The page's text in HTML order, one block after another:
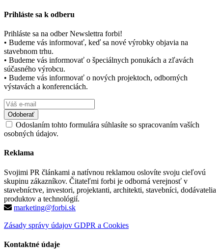
Prihláste sa k odberu
Prihláste sa na odber Newslettra forbi!
• Budeme vás informovať, keď sa nové výrobky objavia na
stavebnom trhu.
• Budeme vás informovať o špeciálnych ponukách a zľavách
súčasného výrobcu.
• Budeme vás informovať o nových projektoch, odborných
výstavách a konferenciách.
Odoslaním tohto formulára súhlasíte so spracovaním vaších
osobných údajov.
Reklama
Svojimi PR článkami a natívnou reklamou oslovíte svoju cieľovú
skupinu zákazníkov. Čitateľmi forbi je odborná verejnosť v
stavebníctve, investori, projektanti, architekti, stavebníci, dodávatelia
produktov a technológií.
marketing@forbi.sk
Zásady správy údajov GDPR a Cookies
Kontaktné údaje